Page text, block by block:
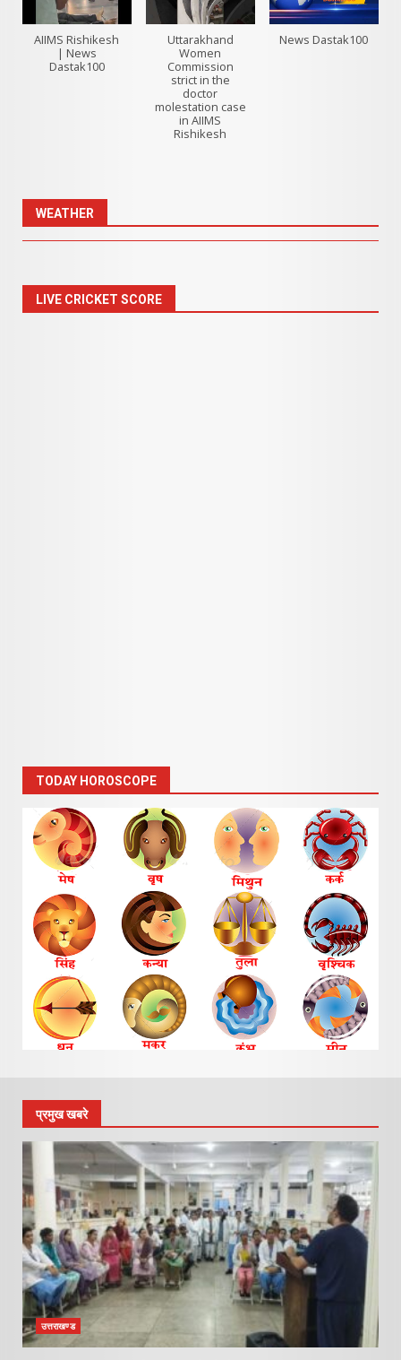
AIIMS Rishikesh
| News
Dastak100
Uttarakhand
Women
Commission
strict in the
doctor
molestation case
in AIIMS
Rishikesh
News Dastak100
WEATHER
LIVE CRICKET SCORE
TODAY HOROSCOPE
प्रमुख खबरे
उत्तराखण्ड